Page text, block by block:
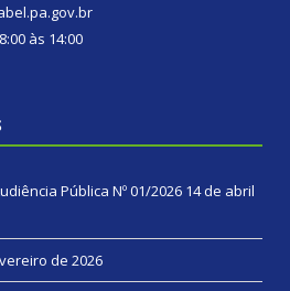
às 14:00
Pública Nº 01/2026 14 de abril
de 2026